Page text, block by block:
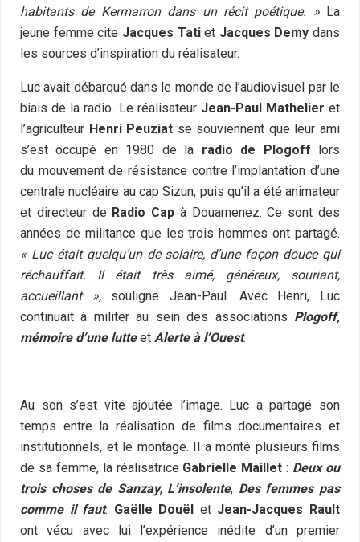
habitants de Kermarron dans un récit poétique. »La
jeune femme cite Jacques Tatiet Jacques Demy dans
les sources d’inspiration du réalisateur.
Luc avait débarqué dans le monde de l’audiovisuel par le
biais de la radio. Le réalisateur Jean-Paul Mathelier et
l’agriculteur Henri Peuziat se souviennent que leur ami
s’est occupé en 1980 de la radio de Plogoff lors
du mouvement de résistance contre l’implantation d’une
centrale nucléaire au cap Sizun, puis qu’il a été animateur
et directeur de Radio Cap à Douarnenez. Ce sont des
années de militance que les trois hommes ont partagé.
« Luc était quelqu’un de solaire, d’une façon douce qui
réchauffait. Il était très aimé, généreux, souriant,
accueillant »,souligne Jean-Paul. Avec Henri, Luc
continuait à militer au sein des associations Plogoff,
mémoire d’une lutteet Alerte à l’Ouest.
Au son s’est vite ajoutée l’image. Luc a partagé son
temps entre la réalisation de films documentaires et
institutionnels, et le montage. Il a monté plusieurs films
de sa femme, la réalisatrice Gabrielle Maillet : Deux ou
trois choses de Sanzay, L’insolente, Des femmes pas
comme il faut. Gaëlle Douël et Jean-Jacques Rault
ont vécu avec lui l’expérience inédite d’un premier